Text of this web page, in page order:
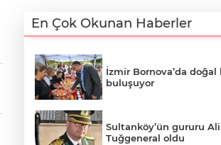
En Çok Okunan Haberler
İzmir Bornova’da
buluşuyor
Sultanköy’ün gururu
Tuğgeneral oldu